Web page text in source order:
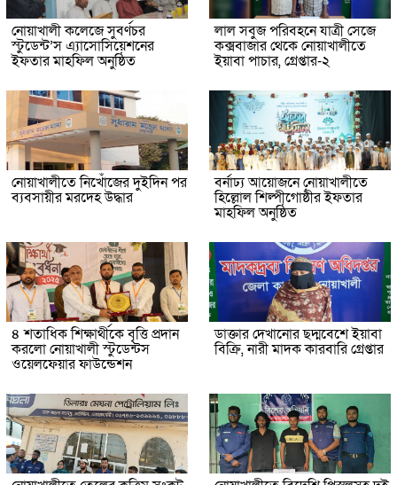
নোয়াখালী কলেজে সুবর্ণচর
স্টুডেন্ট’স এ্যাসোসিয়েশনের
ইফতার মাহফিল অনুষ্ঠিত
লাল সবুজ পরিবহনে যাত্রী সেজে
কক্সবাজার থেকে নোয়াখালীতে
ইয়াবা পাচার, গ্রেপ্তার-২
নোয়াখালীতে নিখোঁজের দুইদিন পর
ব্যবসায়ীর মরদেহ উদ্ধার
বর্নাঢ্য আয়োজনে নোয়াখালীতে
হিল্লোল শিল্পীগোষ্ঠীর ইফতার
মাহফিল অনুষ্ঠিত
৪ শতাধিক শিক্ষার্থীকে বৃত্তি প্রদান
করলো নোয়াখালী স্টুডেন্টস
ওয়েলফেয়ার ফাউন্ডেশন
ডাক্তার দেখানোর ছদ্মবেশে ইয়াবা
বিক্রি, নারী মাদক কারবারি গ্রেপ্তার